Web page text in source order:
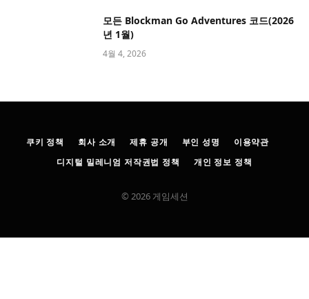
모든 Blockman Go Adventures 코드(2026
년 1월)
4월 4, 2026
쿠키 정책 회사 소개 제휴 공개 부인 성명
이용약관
디지털 밀레니엄 저작권법 정책
개인 정보 정책
© 2026 게임세션